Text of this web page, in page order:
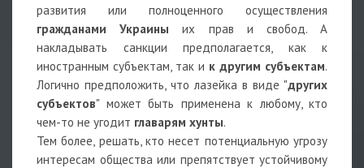
развития или полноценного осуществления
гражданами Украины их прав и свобод. А
накладывать санкции предполагается, как к
иностранным субъектам, так и к другим субъектам.
Логично предположить, что лазейка в виде "других
субъектов" может быть применена к любому, кто
чем-то не угодит главарям хунты.
Тем более, решать, кто несет потенциальную угрозу
интересам общества или препятствует устойчивому